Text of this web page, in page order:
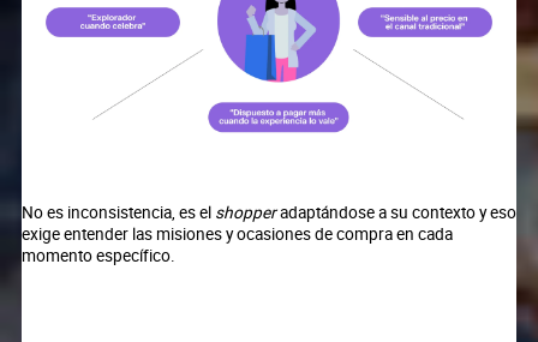
No es inconsistencia, es el shopperadaptándose a su contexto y eso
exige entender las misiones y ocasiones de compra en cada
momento específico.